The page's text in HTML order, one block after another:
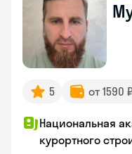
5 от 1590
Национальная
курортного